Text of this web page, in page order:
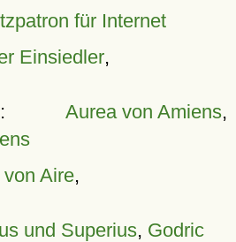
für Internet
Einsiedler,
Aurea von Amiens,
Aire,
und Superius, Godric